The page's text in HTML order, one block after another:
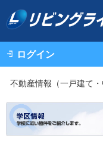
ログイン
不動産情報（一戸建て